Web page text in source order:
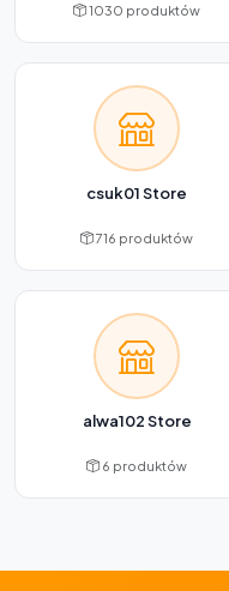
1030 produktów
csuk01 Store
716 produktów
alwa102 Store
6 produktów